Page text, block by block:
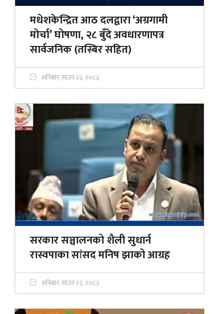
मधेशकेन्द्रित आठ दलद्वारा ‘अग्रगामी
मोर्चा’ घोषणा, २८ बुँदे अवधारणापत्र
सार्वजनिक (तस्बिर सहित)
शनिबार, साउन २३, २०८३
सरकार सञ्चालनको शैली सुधार्न
रास्वपाका सांसद मनिष झाको आग्रह
शनिबार, साउन २३, २०८३